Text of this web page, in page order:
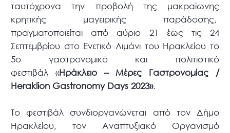
ταυτόχρονα την προβολή της μακραίωνης
κρητικής μαγειρικής παράδοσης,
πραγματοποιείται από αύριο 21 έως τις 24
Σεπτεμβρίου στο Ενετικό Λιμάνι του Ηρακλείου το
5ο γαστρονομικό και πολιτιστικό
φεστιβάλ «Ηράκλειο – Μέρες Γαστρονομίας /
Heraklion Gastronomy Days 2023».
Το φεστιβάλ συνδιοργανώνεται από τον Δήμο
Ηρακλείου, τον Αναπτυξιακό Οργανισμό